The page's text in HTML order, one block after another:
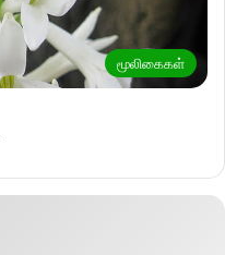
மூலிகைகள்